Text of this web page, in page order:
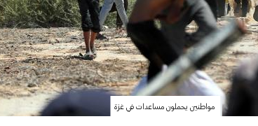
مواطنين يحملون مساعدات في غزة